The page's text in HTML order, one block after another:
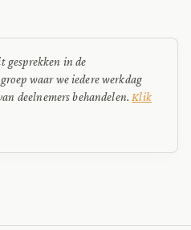
gesprekken in de
waar we iedere werkdag
deelnemers behandelen. Klik